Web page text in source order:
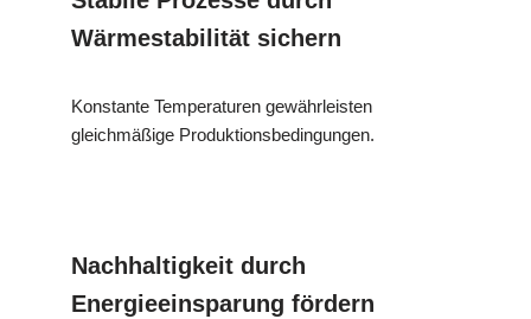
Wärmestabilität sichern
Konstante Temperaturen gewährleisten
gleichmäßige Produktionsbedingungen.
Nachhaltigkeit durch
Energieeinsparung fördern